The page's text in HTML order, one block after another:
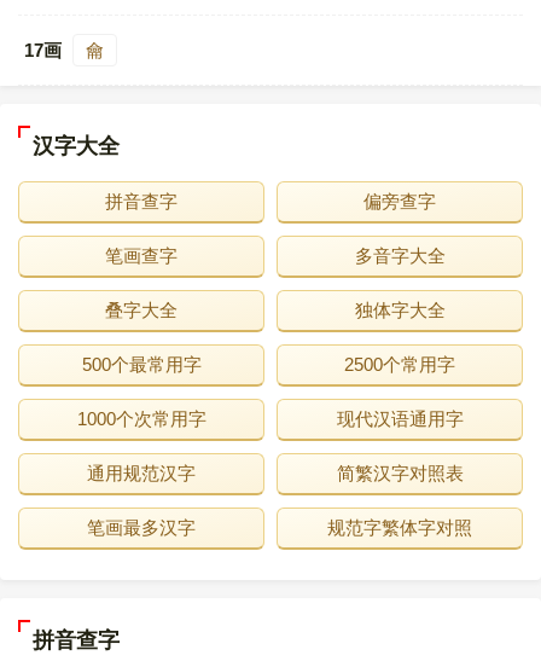
17画 龠
汉字大全
拼音查字 偏旁查字
笔画查字 多音字大全
叠字大全 独体字大全
500个最常用字 2500个常用字
1000个次常用字 现代汉语通用字
通用规范汉字 简繁汉字对照表
笔画最多汉字 规范字繁体字对照
拼音查字